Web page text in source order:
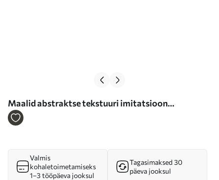
Maalid abstraktse tekstuuri imitatsioon
pragudega Nr m01169
Valmis
kohaletoimetamiseks
1–3 tööpäeva jooksul
Tagasimaksed 30
päeva jooksul